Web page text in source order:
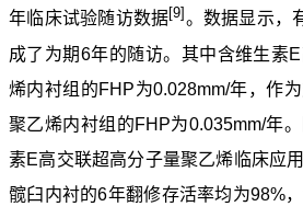
年临床试验随访数据[9] 。数据显示，
成了为期6年的随访。其中含维生素
烯内衬组的FHP为0.028mm/年，作
聚乙烯内衬组的FHP为0.035mm/年
素E高交联超高分子量聚乙烯临床应
髋臼内衬的6年翻修存活率均为98%